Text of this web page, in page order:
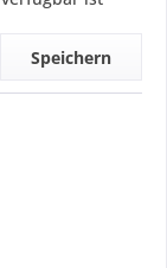
Speichern